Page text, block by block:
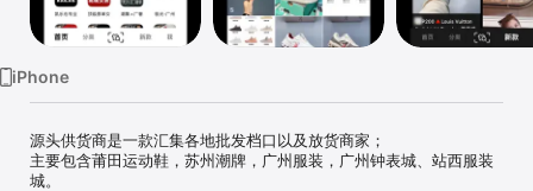
iPhone
源头供货商是一款汇集各地批发档口以及放货商家；
主要包含莆田运动鞋，苏州潮牌，广州服装，广州钟表城、站西服装
城。